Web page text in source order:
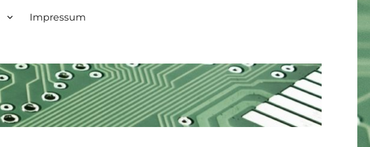
Impressum